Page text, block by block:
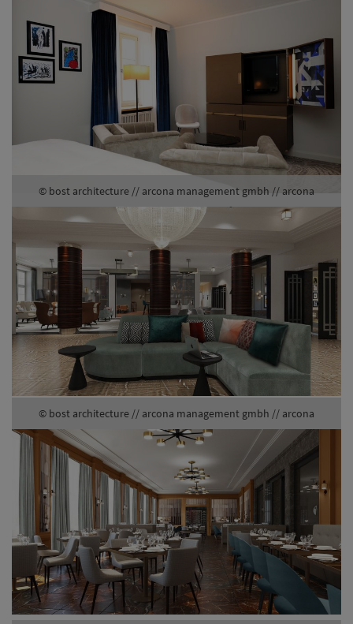
© bost architecture // arcona management gmbh // arcona
© bost architecture // arcona management gmbh // arcona